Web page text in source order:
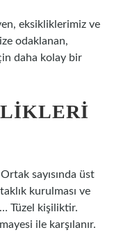
eksikliklerimiz ve
odaklanan,
daha kolay bir
sayısında üst
kurulması ve
Tüzel kişiliktir.
ile karşılanır.